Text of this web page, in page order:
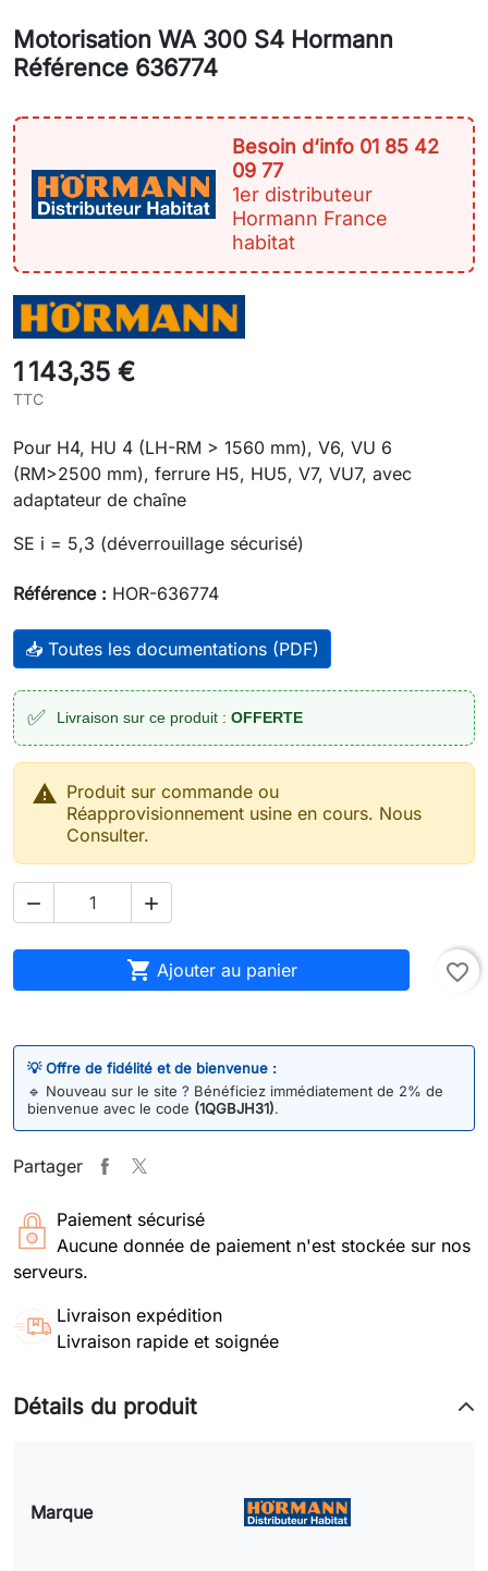
Motorisation WA 300 S4 Hormann
Référence 636774
Besoin d‘info 01 85 42
09 77
1er distributeur
Hormann France
habitat
1 143,35 €
TTC
Pour H4, HU 4 (LH-RM > 1560 mm), V6, VU 6
(RM>2500 mm), ferrure H5, HU5, V7, VU7, avec
adaptateur de chaîne
SE i = 5,3 (déverrouillage sécurisé)
Référence : HOR-636774
📥 Toutes les documentations (PDF)
✅ Livraison sur ce produit : OFFERTE
 Produit sur commande ou
Réapprovisionnement usine en cours. Nous
Consulter.
 
 Ajouter au panier favorite_border
💡 Offre de fidélité et de bienvenue :
🔹 Nouveau sur le site ? Bénéficiez immédiatement de 2% de
bienvenue avec le code (1QGBJH31).
Partager
Paiement sécurisé
Aucune donnée de paiement n'est stockée sur nos
serveurs.
Livraison expédition
Livraison rapide et soignée
Détails du produit
Marque